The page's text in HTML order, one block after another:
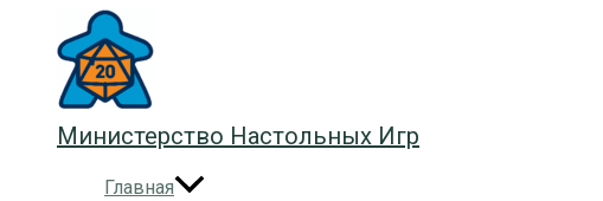
содержимому
Министерство Настольных Игр
Главная